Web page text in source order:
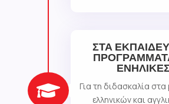

ΣΤΑ
Για τη διδασκαλία
ελληνικών και